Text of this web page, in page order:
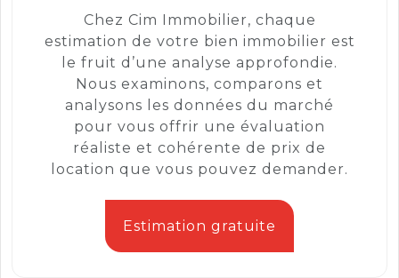
Chez Cim Immobilier, chaque
estimation de votre bien immobilier est
le fruit d’une analyse approfondie.
Nous examinons, comparons et
analysons les données du marché
pour vous offrir une évaluation
réaliste et cohérente de prix de
location que vous pouvez demander.
Estimation gratuite